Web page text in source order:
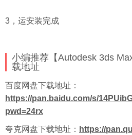
3，运安装完成
小编推荐【Autodesk 3ds
载地址
百度网盘下载地址：
https://pan.baidu.com/s/
pwd=24rx
夸克网盘下载地址： https://